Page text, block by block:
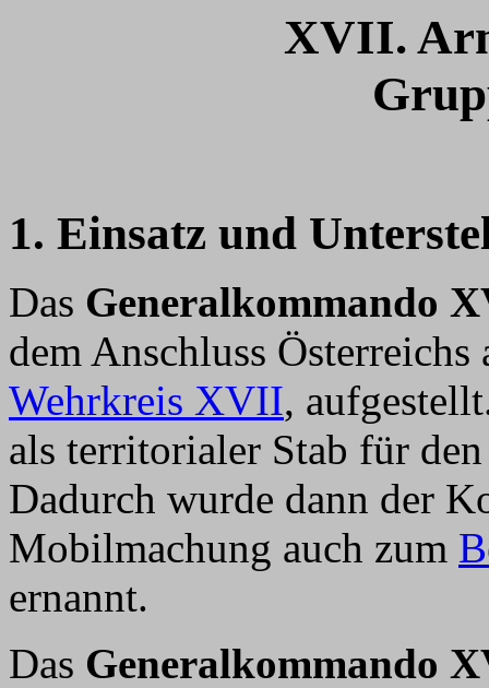
XVII.
1. Einsatz und
Das Generalkommando
dem Anschluss
Wehrkreis XVII,
als territorialer Stab für
Dadurch wurde dann der
Mobilmachung auch zum
ernannt.
Das Generalkommando